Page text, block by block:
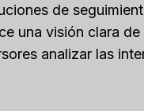
de
una visión clara
analizar las